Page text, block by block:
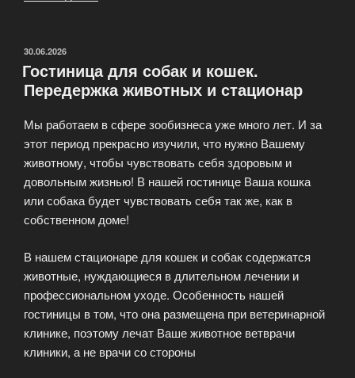
—
PetRect»
ОПУБЛИКОВАНО
30.06.2026
Гостиница для собак и кошек.
Передержка животных и стационар
Мы работаем в сфере зообизнеса уже много лет. И за
этот период прекрасно изучили, что нужно Вашему
животному, чтобы чувствовать себя здоровым и
довольным жизнью! В нашей гостинице Ваша кошка
или собака будет чувствовать себя так же, как в
собственном доме!
В нашем стационаре для кошек и собак содержатся
животные, нуждающиеся в длительном лечении и
профессиональном уходе. Особенность нашей
гостиницы в том, что она размещена при ветеринарной
клинике, поэтому лечат Ваше животное ветврачи
клиники, а не врачи со стороны